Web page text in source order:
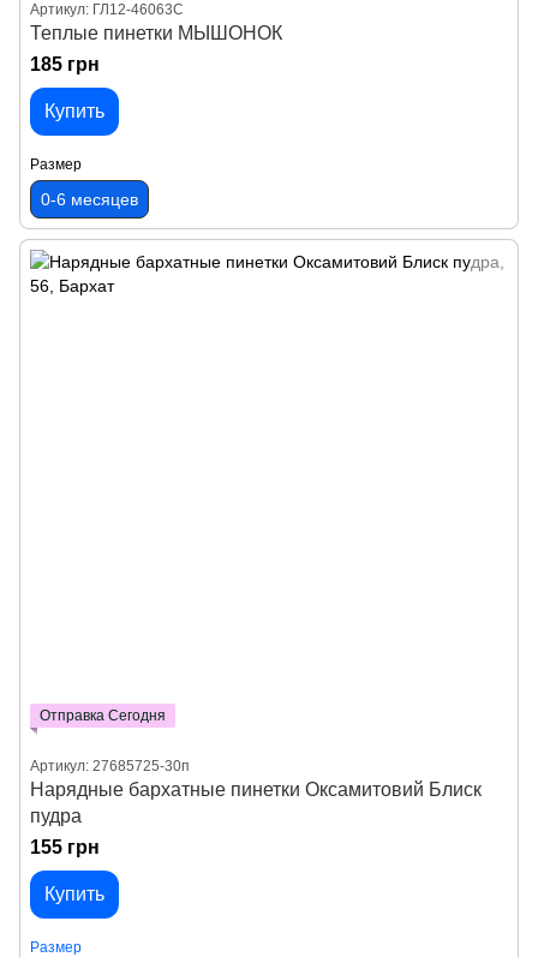
Артикул: ГЛ12-46063С
Теплые пинетки МЫШОНОК
185 грн
Купить
Размер
0-6 месяцев
Отправка Сегодня
Артикул: 27685725-30п
Нарядные бархатные пинетки Оксамитовий Блиск
пудра
155 грн
Купить
Размер